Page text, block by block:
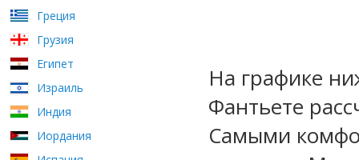
Греция
Грузия
Египет
Израиль
Индия
Иордания
На графике
Фантьете
Самыми